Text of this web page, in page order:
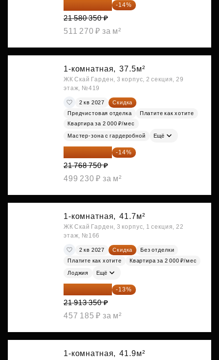
18 559 101 ₽ -14%
21 580 350 ₽
511 270 ₽ за м²
1-комнатная, 37.5м²
ЖК Скай Гарден, 3 корпус, 2 секция, 29
этаж, №419
2 кв 2027
Скидка
Предчистовая отделка
Платите как хотите
Квартира за 2 000 ₽/мес
Мастер-зона с гардеробной Ещё
18 721 125 ₽ -14%
21 768 750 ₽
499 230 ₽ за м²
1-комнатная, 41.7м²
ЖК Скай Гарден, 3 корпус, 1 секция, 22
этаж, №166
2 кв 2027 Скидка
Без отделки
Платите как хотите
Квартира за 2 000 ₽/мес
Лоджия Ещё
19 064 615 ₽ -13%
21 913 350 ₽
457 185 ₽ за м²
1-комнатная, 41.9м²